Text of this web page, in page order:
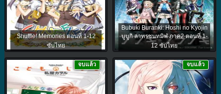
Shuffle! Memories ตอนที่ 1-12
ซับไทย
Bubuki Buranki: Hoshi no Kyojin
บูบูกิ ล่าทรชนทมิฬ ภาค2 ตอนที่ 1-
12 ซับไทย
จบแล้ว จบแล้ว